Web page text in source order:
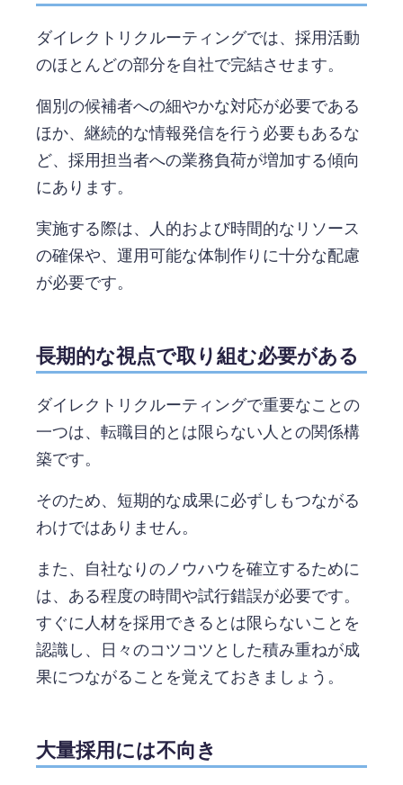
ダイレクトリクルーティングでは、採用活動
のほとんどの部分を自社で完結させます。
個別の候補者への細やかな対応が必要である
ほか、継続的な情報発信を行う必要もあるな
ど、採用担当者への業務負荷が増加する傾向
にあります。
実施する際は、人的および時間的なリソース
の確保や、運用可能な体制作りに十分な配慮
が必要です。
長期的な視点で取り組む必要がある
ダイレクトリクルーティングで重要なことの
一つは、転職目的とは限らない人との関係構
築です。
そのため、短期的な成果に必ずしもつながる
わけではありません。
また、自社なりのノウハウを確立するために
は、ある程度の時間や試行錯誤が必要です。
すぐに人材を採用できるとは限らないことを
認識し、日々のコツコツとした積み重ねが成
果につながることを覚えておきましょう。
大量採用には不向き